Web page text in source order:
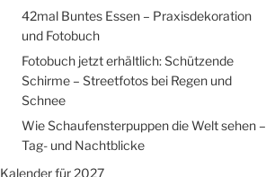
42mal Buntes Essen – Praxisdekoration
und Fotobuch
Fotobuch jetzt erhältlich: Schützende
Schirme – Streetfotos bei Regen und
Schnee
Wie Schaufensterpuppen die Welt sehen –
Tag- und Nachtblicke
Kalender für 2027